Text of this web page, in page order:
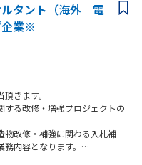
ルタント（海外 電
企業※
きます。
する改修・増強プロジェクトの
物改修・補強に関わる入札補
内容となります。